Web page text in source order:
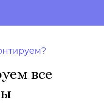
все